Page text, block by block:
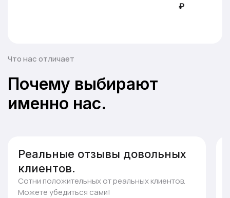
₽
Что нас отличает
Почему выбирают
именно нас.
Любой удобный для Вас
способ оплаты.
Безналичная оплата Visa, MasterCard или МИР.
Возможна оплата с выставлением счета